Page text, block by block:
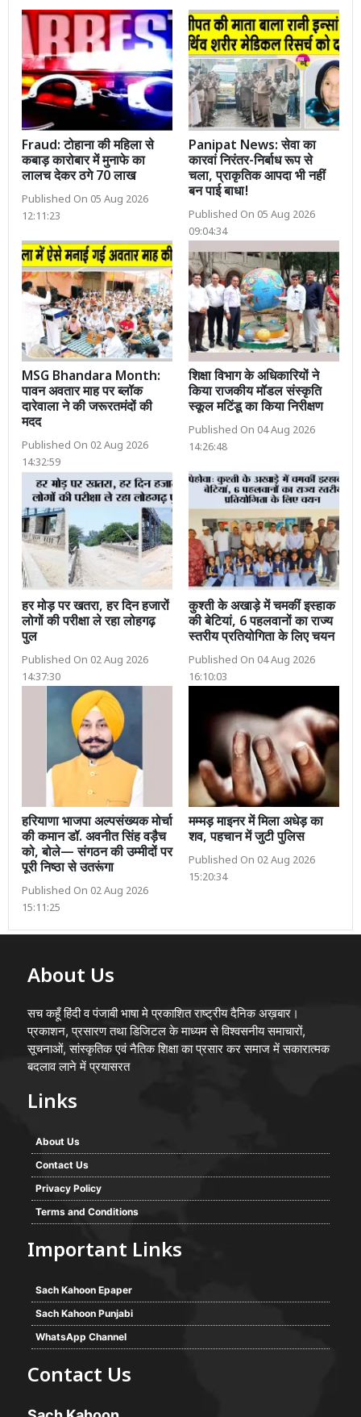
Fraud: टोहाना की महिला से
कबाड़ कारोबार में मुनाफे का
लालच देकर ठगे 70 लाख
Published On 05 Aug 2026
12:11:23
Panipat News: सेवा का
कारवां निरंतर-निर्बाध रूप से
चला, प्राकृतिक आपदा भी नहीं
बन पाई बाधा!
Published On 05 Aug 2026
09:04:34
MSG Bhandara Month:
पावन अवतार माह पर ब्लॉक
दारेवाला ने की जरूरतमंदों की
मदद
Published On 02 Aug 2026
14:32:59
शिक्षा विभाग के अधिकारियों ने
किया राजकीय मॉडल संस्कृति
स्कूल मटिंडू का किया निरीक्षण
Published On 04 Aug 2026
14:26:48
हर मोड़ पर खतरा, हर दिन हजारों
लोगों की परीक्षा ले रहा लोहगढ़
पुल
Published On 02 Aug 2026
14:37:30
कुश्ती के अखाड़े में चमकीं इस्हाक
की बेटियां, 6 पहलवानों का राज्य
स्तरीय प्रतियोगिता के लिए चयन
Published On 04 Aug 2026
16:10:03
हरियाणा भाजपा अल्पसंख्यक मोर्चा
की कमान डॉ. अवनीत सिंह वड़ैच
को, बोले— संगठन की उम्मीदों पर
पूरी निष्ठा से उतरूंगा
Published On 02 Aug 2026
15:11:25
मम्मड़ माइनर में मिला अधेड़ का
शव, पहचान में जुटी पुलिस
Published On 02 Aug 2026
15:20:34
About Us
सच कहूँ हिंदी व पंजाबी भाषा मे प्रकाशित राष्ट्रीय दैनिक अख़बार।
प्रकाशन, प्रसारण तथा डिजिटल के माध्यम से विश्वसनीय समाचारों,
सूचनाओं, सांस्कृतिक एवं नैतिक शिक्षा का प्रसार कर समाज में सकारात्मक
बदलाव लाने में प्रयासरत
Links
About Us
Contact Us
Privacy Policy
Terms and Conditions
Important Links
Sach Kahoon Epaper
Sach Kahoon Punjabi
WhatsApp Channel
Contact Us